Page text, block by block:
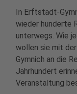
In Erftstadt-
wieder hunderte
unterwegs. Wie
wollen sie mit
Gymnich an die
Jahrhundert
Veranstaltung